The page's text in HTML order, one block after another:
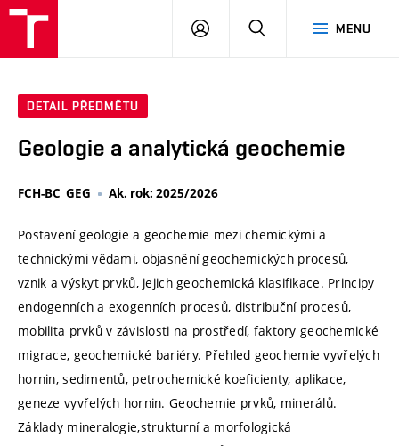
MENU
PŘIHLÁSIT
DETAIL PŘEDMĚTU
Geologie a analytická geochemie
FCH-BC_GEG Ak. rok: 2025/2026
Postavení geologie a geochemie mezi chemickými a
technickými vědami, objasnění geochemických procesů,
vznik a výskyt prvků, jejich geochemická klasifikace. Principy
endogenních a exogenních procesů, distribuční procesů,
mobilita prvků v závislosti na prostředí, faktory geochemické
migrace, geochemické bariéry. Přehled geochemie vyvřelých
hornin, sedimentů, petrochemické koeficienty, aplikace,
geneze vyvřelých hornin. Geochemie prvků, minerálů.
Základy mineralogie,strukturní a morfologická